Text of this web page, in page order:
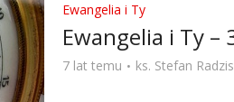
Ewangelia i Ty
Ewangelia i Ty –
7 lat temu ks. Stefan
i Ty – 29 grudnia
Radziszewski